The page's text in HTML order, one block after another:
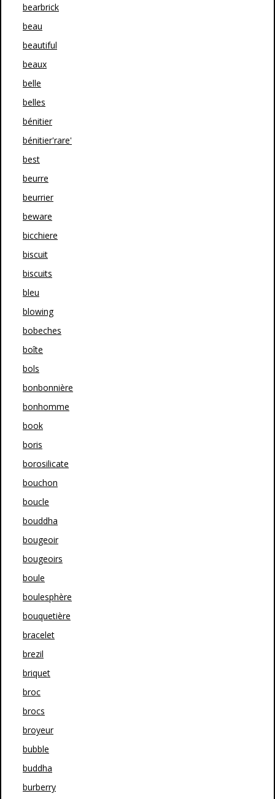
bearbrick
beau
beautiful
beaux
belle
belles
bénitier
bénitier'rare'
best
beurre
beurrier
beware
bicchiere
biscuit
biscuits
bleu
blowing
bobeches
boîte
bols
bonbonnière
bonhomme
book
boris
borosilicate
bouchon
boucle
bouddha
bougeoir
bougeoirs
boule
boulesphère
bouquetière
bracelet
brezil
briquet
broc
brocs
broyeur
bubble
buddha
burberry